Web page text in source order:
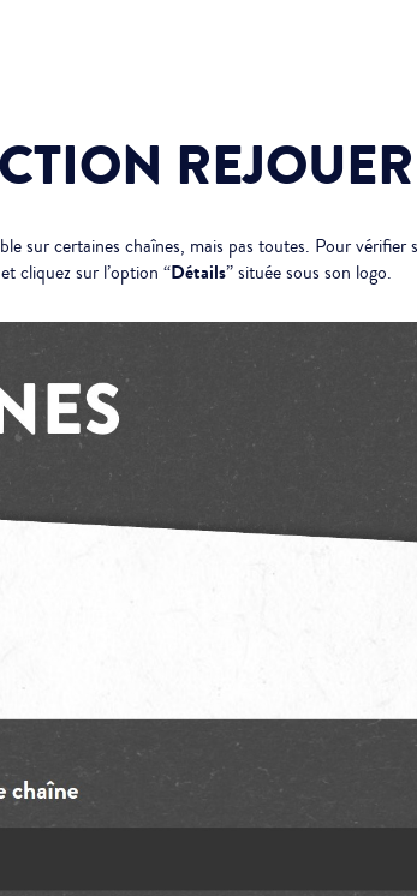
REJOUER
sur certaines chaînes, mais pas toutes. Pour
cliquez sur l’option “Détails” située sous son logo.